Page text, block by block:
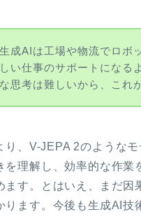
生成AIは工場や物流でロボ
しい仕事のサポートになる
な思考は難しいから、これ
り、V-JEPA 2のような
を理解し、効率的な作
ます。とはいえ、まだ
ります。今後も生成AI技